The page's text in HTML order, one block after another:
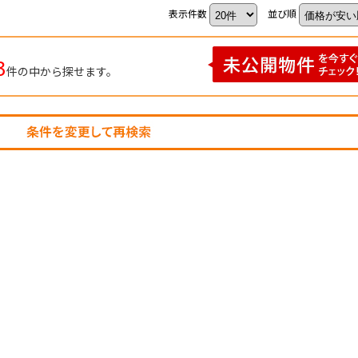
表示件数 並び順
件の中から探せます。